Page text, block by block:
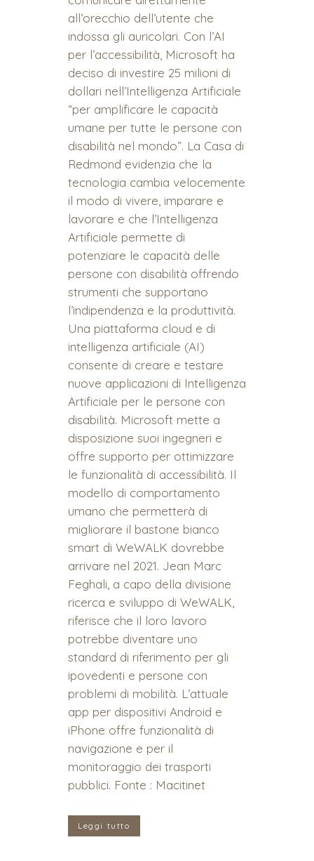
all’orecchio dell’utente che
indossa gli auricolari. Con l’AI
per l’accessibilità, Microsoft ha
deciso di investire 25 milioni di
dollari nell’Intelligenza Artificiale
“per amplificare le capacità
umane per tutte le persone con
disabilità nel mondo”. La Casa di
Redmond evidenzia che la
tecnologia cambia velocemente
il modo di vivere, imparare e
lavorare e che l’Intelligenza
Artificiale permette di
potenziare le capacità delle
persone con disabilità offrendo
strumenti che supportano
l’indipendenza e la produttività.
Una piattaforma cloud e di
intelligenza artificiale (AI)
consente di creare e testare
nuove applicazioni di Intelligenza
Artificiale per le persone con
disabilità. Microsoft mette a
disposizione suoi ingegneri e
offre supporto per ottimizzare
le funzionalità di accessibilità. Il
modello di comportamento
umano che permetterà di
migliorare il bastone bianco
smart di WeWALK dovrebbe
arrivare nel 2021. Jean Marc
Feghali, a capo della divisione
ricerca e sviluppo di WeWALK,
riferisce che il loro lavoro
potrebbe diventare uno
standard di riferimento per gli
ipovedenti e persone con
problemi di mobilità. L’attuale
app per dispositivi Android e
iPhone offre funzionalità di
navigazione e per il
monitoraggio dei trasporti
pubblici. Fonte : Macitinet
Leggi tutto